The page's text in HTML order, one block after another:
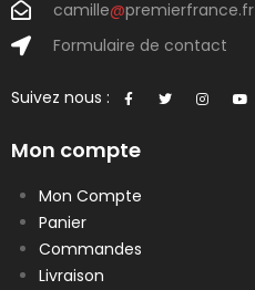
camille@premierfrance.fr
Formulaire de contact
Suivez nous :
Mon compte
Mon Compte
Panier
Commandes
Livraison